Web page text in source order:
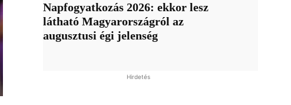
Napfogyatkozás 2026: ekkor lesz
látható Magyarországról az
augusztusi égi jelenség
Hirdetés